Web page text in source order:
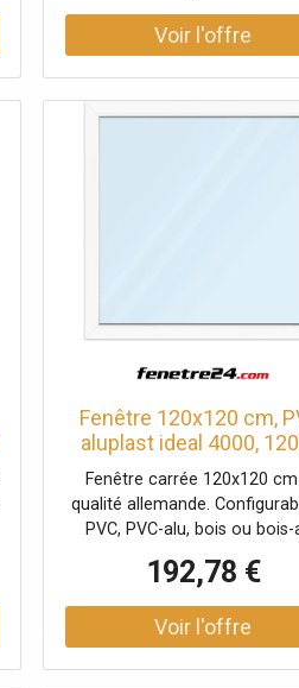
joints, elle offre une très
isolation acoustique et
La fenêtre est blanche, à
décalé. La surface en PVC
Fenêtre 120x120 cm,
aluplast ideal 4000,
1200 mm, blanc, fenêtre
1 vantail, double
configuration
Fenêtre carrée 120x120
qualité allemande.
PVC, PVC-alu, bois ou bois-
menuiserie peut être
selon vos propres goûts.
accents grâce à notre grand
de couleurs. Ajout de
192,78 €